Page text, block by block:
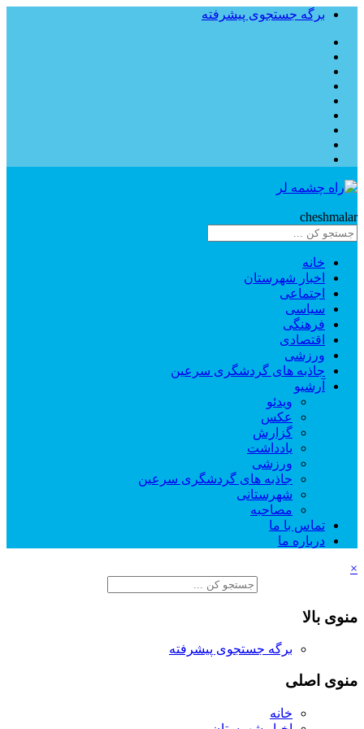
برگه جستجوی پیشرفته
cheshmalar
خانه
اخبار شهرستان
اجتماعی
سیاسی
فرهنگی
اقتصادی
ورزشی
جاذبه های گردشگری سرعین
آرشیو
ویدئو
عکس
گزارش
یادداشت
ورزشی
جاذبه های گردشگری سرعین
شهرستانی
مصاحبه
تماس با ما
درباره ما
×
منوی بالا
برگه جستجوی پیشرفته
منوی اصلی
خانه